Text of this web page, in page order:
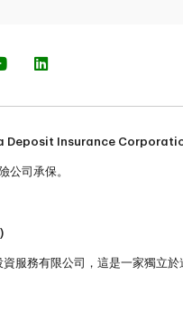
Deposit Insurance
公司承保。
服務有限公司，這是一家獨立